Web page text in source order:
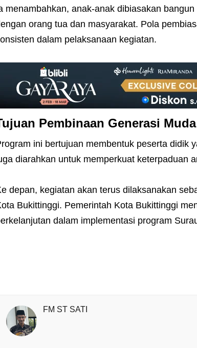
menambahkan, anak-anak dibiasakan
orang tua dan masyarakat. Pola
dalam pelaksanaan kegiatan.
Pembinaan Generasi Muda
ini bertujuan membentuk peserta didik
diarahkan untuk memperkuat keterpaduan
depan, kegiatan akan terus dilaksanakan
Bukittinggi. Pemerintah Kota Bukittinggi
dalam implementasi program
FM ST SATI